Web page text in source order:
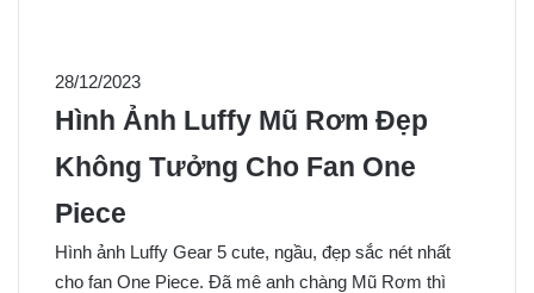
28/12/2023
Hình Ảnh Luffy Mũ Rơm Đẹp
Không Tưởng Cho Fan One
Piece
Hình ảnh Luffy Gear 5 cute, ngầu, đẹp sắc nét nhất
cho fan One Piece. Đã mê anh chàng Mũ Rơm thì